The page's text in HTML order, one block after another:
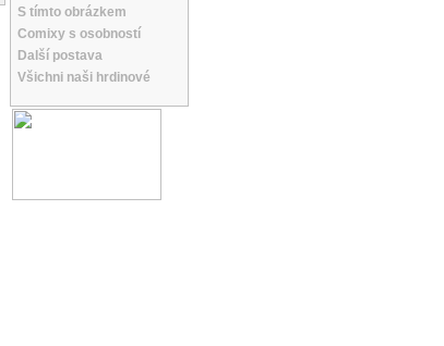
S tímto obrázkem
Comixy s osobností
Další postava
Všichni naši hrdinové